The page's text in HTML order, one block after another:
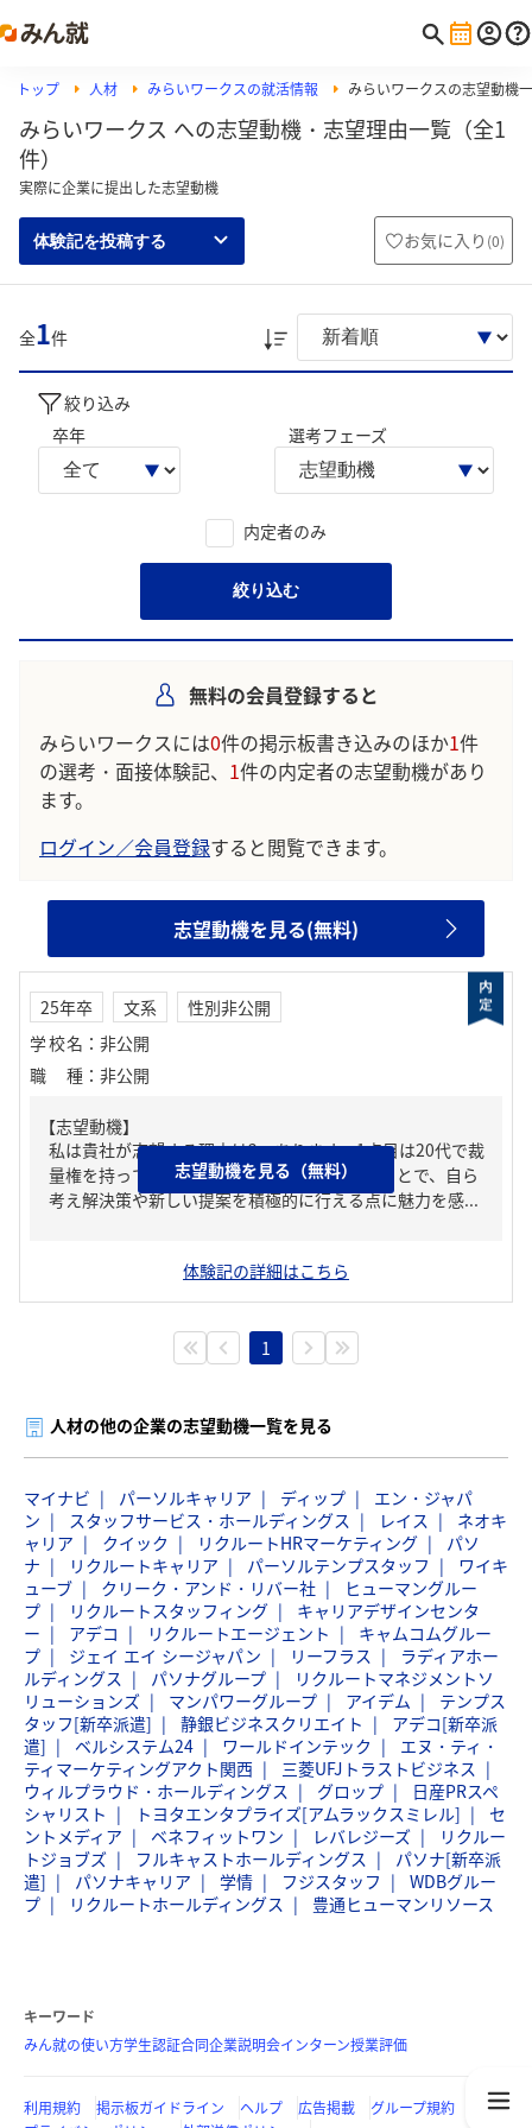
トップ 人材 みらいワークスの就活情報 みらいワークスの志望動機
みらいワークス への志望動機・志望理由一覧（全1
件）
実際に企業に提出した志望動機
体験記を投稿する お気に入り (0)
全1件
絞り込み
卒年
選考フェーズ
内定者のみ
絞り込む
無料の会員登録すると
みらいワークスには0件の掲示板書き込みのほか1件
の選考・面接体験記、 1件の内定者の志望動機があり
ます。
ログイン／会員登録すると閲覧できます。
志望動機を見る(無料)
25年卒 文系
性別非公開
学校名 ： 非公開
職種 ： 非公開
【志望動機】
私は貴社が志望する理由は2つあります。1点目は20代で裁
量権を持って働ける環境です。裁量権を持つことで、自ら
考え解決策や新しい提案を積極的に行える点に魅力を感...
体験記の詳細はこちら
志望動機を見る（無料）
1
人材の他の企業の志望動機一覧を見る
マイナビ パーソルキャリア ディップ
エン・ジャパ
ン
スタッフサービス・ホールディングス レイス
ネオキ
ャリア
クイック リクルートHRマーケティング
パソ
ナ
リクルートキャリア パーソルテンプスタッフ
ワイキ
ューブ
クリーク・アンド・リバー社
ヒューマングルー
プ
リクルートスタッフィング
キャリアデザインセンタ
ー
アデコ リクルートエージェント
キャムコムグルー
プ
ジェイ エイ シージャパン リーフラス
ラディアホー
ルディングス
パソナグループ
リクルートマネジメントソ
リューションズ
マンパワーグループ アイデム
テンプス
タッフ[新卒派遣]
静銀ビジネスクリエイト
アデコ[新卒派
遣]
ベルシステム24 ワールドインテック
エヌ・ティ・
ティマーケティングアクト関西
三菱UFJトラストビジネス
ウィルプラウド・ホールディングス
グロップ
日産PRスペ
シャリスト
トヨタエンタプライズ[アムラックスミレル]
セ
ントメディア
ベネフィットワン レバレジーズ
リクルー
トジョブズ
フルキャストホールディングス
パソナ[新卒派
遣]
パソナキャリア 学情 フジスタッフ
WDBグルー
プ
リクルートホールディングス 豊通ヒューマンリソース
キーワード
みん就の使い方学生認証合同企業説明会インターン授業評価
利用規約 掲示板ガイドライン ヘルプ 広告掲載
グループ規約